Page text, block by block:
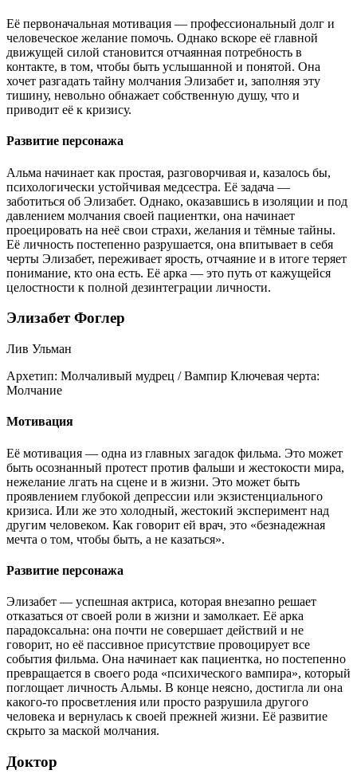
Её первоначальная мотивация — профессиональный долг и
человеческое желание помочь. Однако вскоре её главной
движущей силой становится отчаянная потребность в
контакте, в том, чтобы быть услышанной и понятой. Она
хочет разгадать тайну молчания Элизабет и, заполняя эту
тишину, невольно обнажает собственную душу, что и
приводит её к кризису.
Развитие персонажа
Альма начинает как простая, разговорчивая и, казалось бы,
психологически устойчивая медсестра. Её задача —
заботиться об Элизабет. Однако, оказавшись в изоляции и под
давлением молчания своей пациентки, она начинает
проецировать на неё свои страхи, желания и тёмные тайны.
Её личность постепенно разрушается, она впитывает в себя
черты Элизабет, переживает ярость, отчаяние и в итоге теряет
понимание, кто она есть. Её арка — это путь от кажущейся
целостности к полной дезинтеграции личности.
Элизабет Фоглер
Лив Ульман
Архетип: Молчаливый мудрец / Вампир Ключевая черта:
Молчание
Мотивация
Её мотивация — одна из главных загадок фильма. Это может
быть осознанный протест против фальши и жестокости мира,
нежелание лгать на сцене и в жизни. Это может быть
проявлением глубокой депрессии или экзистенциального
кризиса. Или же это холодный, жестокий эксперимент над
другим человеком. Как говорит ей врач, это «безнадежная
мечта о том, чтобы быть, а не казаться».
Развитие персонажа
Элизабет — успешная актриса, которая внезапно решает
отказаться от своей роли в жизни и замолкает. Её арка
парадоксальна: она почти не совершает действий и не
говорит, но её пассивное присутствие провоцирует все
события фильма. Она начинает как пациентка, но постепенно
превращается в своего рода «психического вампира», который
поглощает личность Альмы. В конце неясно, достигла ли она
какого-то просветления или просто разрушила другого
человека и вернулась к своей прежней жизни. Её развитие
скрыто за маской молчания.
Доктор